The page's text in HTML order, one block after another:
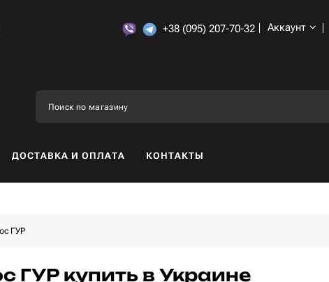
+38 (095) 207-70-32 Аккаунт
ДОСТАВКА И ОПЛАТА КОНТАКТЫ
ГУР
ГУР купить в Украине